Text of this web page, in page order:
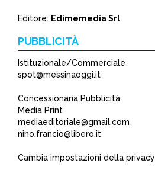
Editore: Edimemedia Srl
PUBBLICITÀ
Istituzionale/Commerciale
spot@messinaoggi.it
Concessionaria Pubblicità
Media Print
mediaeditoriale@gmail.com
nino.francio@libero.it
Cambia impostazioni della privacy